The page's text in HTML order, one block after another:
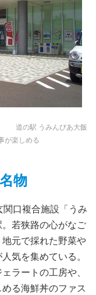
道の駅 うみんぴあ大飯
が楽しめる
物
口複合施設「うみ
若狭路の心がなご
元で採れた野菜や
気を集めている。
ラートの工房や、
る海鮮丼のファス